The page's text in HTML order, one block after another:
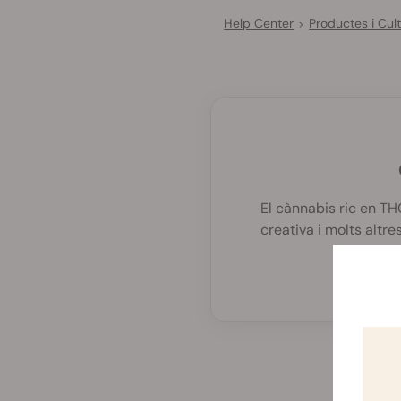
Help Center > Productes i
El cànnabis ric en
creativa i molts